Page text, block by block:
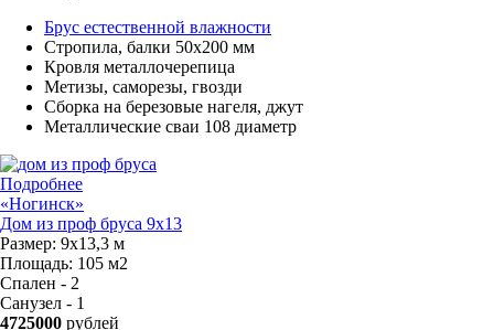
Брус естественной влажности
Стропила, балки 50х200 мм
Кровля металлочерепица
Метизы, саморезы, гвозди
Сборка на березовые нагеля, джут
Металлические сваи 108 диаметр
Подробнее
«Ногинск»
Дом из проф бруса 9х13
Размер: 9х13,3 м
Площадь: 105 м2
Спален - 2
Санузел - 1
4725000 рублей